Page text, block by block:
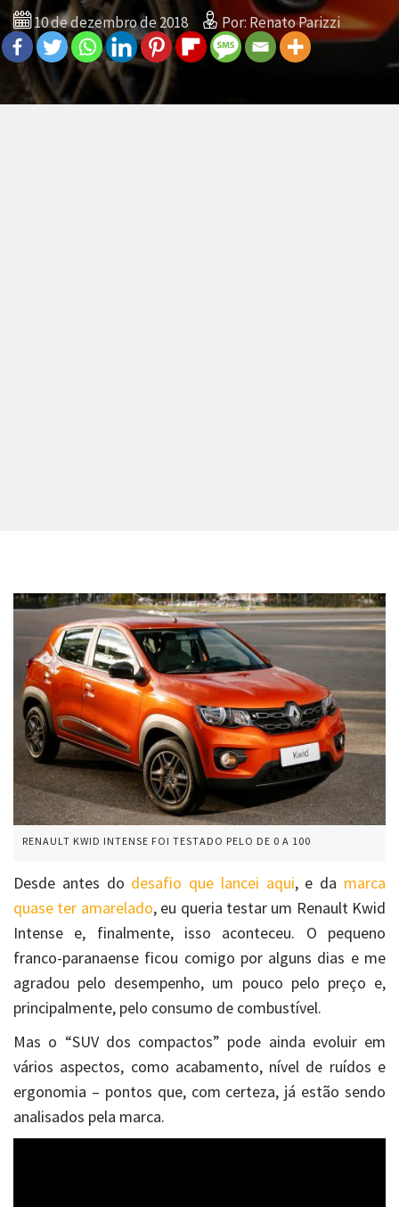
10 de dezembro de 2018 Por: Renato Parizzi
RENAULT KWID INTENSE FOI TESTADO PELO DE 0 A 100
Desde antes do desafio que lancei aqui, e da marca
quase ter amarelado, eu queria testar um Renault Kwid
Intense e, finalmente, isso aconteceu. O pequeno
franco-paranaense ficou comigo por alguns dias e me
agradou pelo desempenho, um pouco pelo preço e,
principalmente, pelo consumo de combustível.
Mas o “SUV dos compactos” pode ainda evoluir em
vários aspectos, como acabamento, nível de ruídos e
ergonomia – pontos que, com certeza, já estão sendo
analisados pela marca.